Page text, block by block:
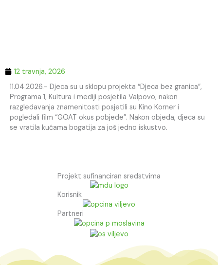
12 travnja, 2026
11.04.2026.- Djeca su u sklopu projekta “Djeca bez granica”,
Programa 1, Kultura i mediji posjetila Valpovo, nakon
razgledavanja znamenitosti posjetili su Kino Korner i
pogledali film “GOAT okus pobjede”. Nakon objeda, djeca su
se vratila kućama bogatija za još jedno iskustvo.
Projekt sufinanciran sredstvima
Korisnik
Partneri